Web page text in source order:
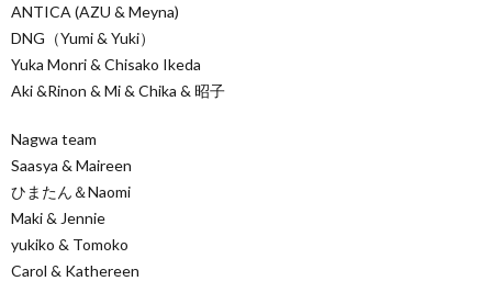
ANTICA (AZU & Meyna)
DNG（Yumi & Yuki）
Yuka Monri & Chisako Ikeda
Aki &Rinon & Mi & Chika & 昭子
Nagwa team
Saasya & Maireen
ひまたん＆Naomi
Maki & Jennie
yukiko & Tomoko
Carol & Kathereen